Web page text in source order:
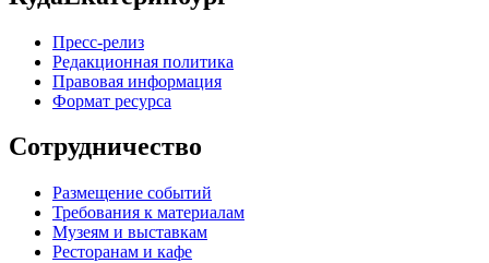
Пресс-релиз
Редакционная политика
Правовая информация
Формат ресурса
Сотрудничество
Размещение событий
Требования к материалам
Музеям и выставкам
Ресторанам и кафе